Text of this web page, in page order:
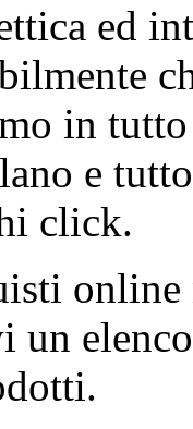
ed
in
e
click.
un